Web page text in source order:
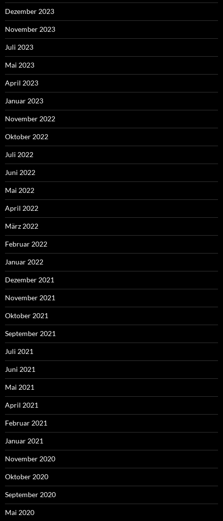
Dezember 2023
November 2023
Juli 2023
Mai 2023
April 2023
Januar 2023
November 2022
Oktober 2022
Juli 2022
Juni 2022
Mai 2022
April 2022
März 2022
Februar 2022
Januar 2022
Dezember 2021
November 2021
Oktober 2021
September 2021
Juli 2021
Juni 2021
Mai 2021
April 2021
Februar 2021
Januar 2021
November 2020
Oktober 2020
September 2020
Mai 2020